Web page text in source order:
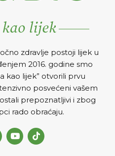
zdravlje postoji lijek u
2016. godine smo
kao lijek” otvorili prvu
posvećeni vašem
prepoznatljivi i zbog
rado obraćaju.